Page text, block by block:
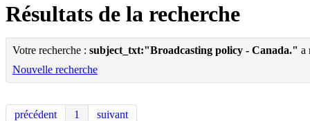
Résultats de la recherche
Votre recherche : subject_txt:"Broadcasting policy - Canada." a
Nouvelle recherche
précédent 1 suivant